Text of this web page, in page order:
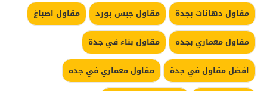
مقاول دهانات بجدة
مقاول جبس بورد
مقاول اصباغ
مقاول معماري بجده
مقاول بناء في جدة
افضل مقاول في جدة
مقاول معماري في جده